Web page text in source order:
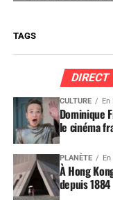
TAGS
DIRECT
CULTURE
Dominique
le cinéma
PLANÈTE
À Hong
depuis 1884